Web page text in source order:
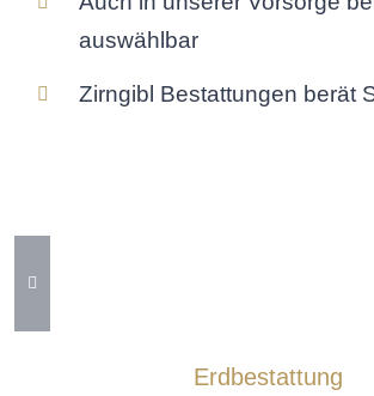
auswählbar
Zirngibl Bestattungen berät
Erdbestattung